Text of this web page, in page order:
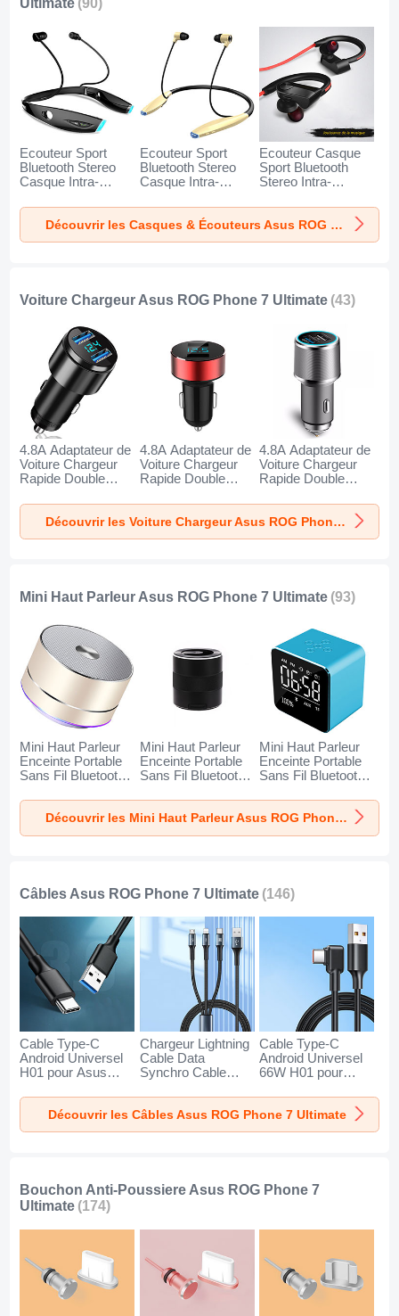
Ultimate (90)
Ecouteur Sport
Bluetooth Stereo
Casque Intra-
Oreillette H52 pour
Asus ROG Phone
7 Ultimate Noir
Ecouteur Sport
Bluetooth Stereo
Casque Intra-
Oreillette H51 pour
Asus ROG Phone
7 Ultimate Or
Ecouteur Casque
Sport Bluetooth
Stereo Intra-
Oreillette H53 pour
Asus ROG Phone
7 Ultimate Noir
Découvrir les Casques & Écouteurs Asus ROG Phone 7 Ultimate
Voiture Chargeur Asus ROG Phone 7 Ultimate (43)
4.8A Adaptateur de
Voiture Chargeur
Rapide Double
K10 pour Asus
ROG Phone 7
Ultimate Noir
4.8A Adaptateur de
Voiture Chargeur
Rapide Double
K07 pour Asus
ROG Phone 7
Ultimate Rouge
4.8A Adaptateur de
Voiture Chargeur
Rapide Double
K08 pour Asus
ROG Phone 7
Ultimate Argent
Découvrir les Voiture Chargeur Asus ROG Phone 7 Ultimate
Mini Haut Parleur Asus ROG Phone 7 Ultimate (93)
Mini Haut Parleur
Enceinte Portable
Sans Fil Bluetooth
pour Asus ROG
Phone 7 Ultimate
Or
Mini Haut Parleur
Enceinte Portable
Sans Fil Bluetooth
pour Asus ROG
Phone 7 Ultimate
Noir
Mini Haut Parleur
Enceinte Portable
Sans Fil Bluetooth
pour Asus ROG
Phone 7 Ultimate
Bleu
Découvrir les Mini Haut Parleur Asus ROG Phone 7 Ultimate
Câbles Asus ROG Phone 7 Ultimate (146)
Cable Type-C
Android Universel
H01 pour Asus
Ultimate Gris
Fonce
Chargeur Lightning
Cable Data
Synchro Cable
Type-C 100W H01
pour Asus ROG
Phone 7 Ultimate
Cable Type-C
Android Universel
66W H01 pour
7 Ultimate Noir
Découvrir les Câbles Asus ROG Phone 7 Ultimate
Bouchon Anti-Poussiere Asus ROG Phone 7
Ultimate (174)